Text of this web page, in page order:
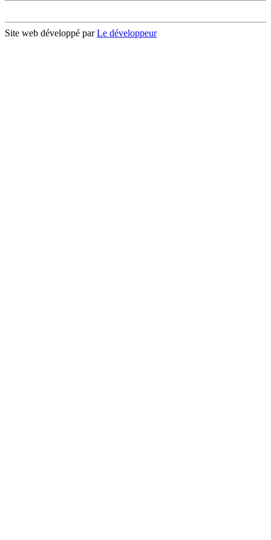
Site web développé parLe développeur